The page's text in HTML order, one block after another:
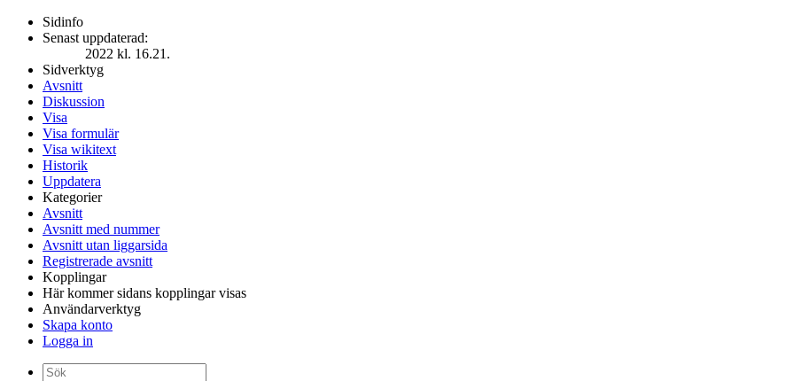
Sidinfo
Senast uppdaterad:
2022 kl. 16.21.
Sidverktyg
Avsnitt
Diskussion
Visa
Visa formulär
Visa wikitext
Historik
Uppdatera
Kategorier
Avsnitt
Avsnitt med nummer
Avsnitt utan liggarsida
Registrerade avsnitt
Kopplingar
Här kommer sidans kopplingar visas
Användarverktyg
Skapa konto
Logga in